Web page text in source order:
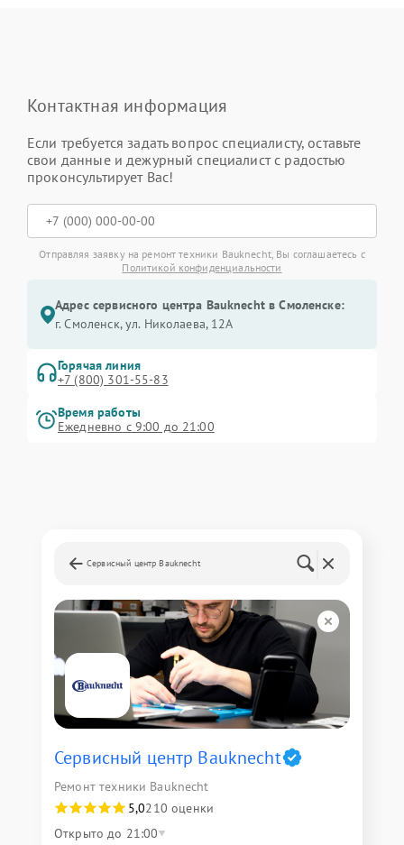
Контактная информация
Если требуется задать вопрос специалисту, оставьте
свои данные и дежурный специалист с радостью
проконсультирует Вас!
Отправляя заявку на ремонт техники Bauknecht, Вы соглашаетесь с
Политикой конфиденциальности
Адрес сервисного центра Bauknecht в Смоленске:
г. Смоленск, ул. Николаева, 12А
Горячая линия
+7 (800) 301-55-83
Время работы
Ежедневно с 9:00 до 21:00
Сервисный центр Bauknecht
Сервисный центр Bauknecht
Ремонт техники Bauknecht
5,0210 оценки
Открыто до 21:00